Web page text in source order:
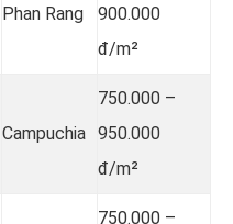
Phan Rang
900.000
đ/m²
Campuchia
750.000 –
950.000
đ/m²
750.000 –